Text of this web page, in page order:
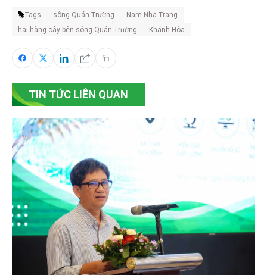
Tags sông Quán Trường
Nam Nha Trang
hai hàng cây bên sông Quán Trường
Khánh Hòa
TIN TỨC LIÊN QUAN